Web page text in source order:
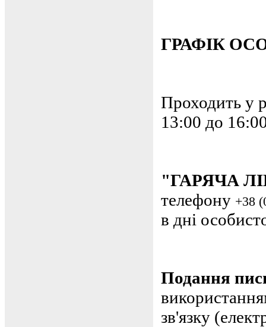
ГРАФІК
Проходить у
13:00 до
"ГАРЯЧА
телефону +38
в дні
Подання
зв'язку